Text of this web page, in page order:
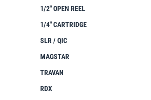
1/2" OPEN REEL
1/4" CARTRIDGE
SLR / QIC
MAGSTAR
TRAVAN
RDX